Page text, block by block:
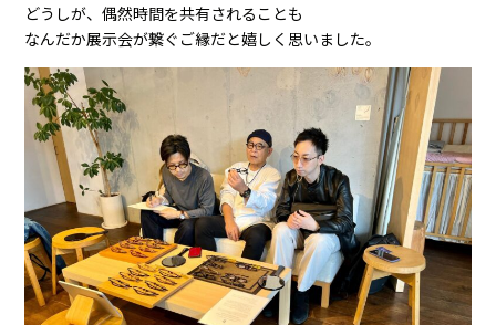
どうしが、偶然時間を共有されることも
なんだか展示会が繋ぐご縁だと嬉しく思いました。